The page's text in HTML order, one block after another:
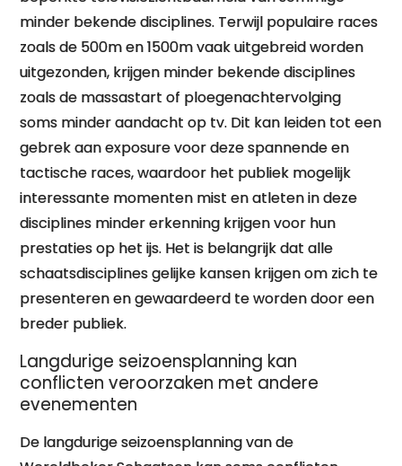
minder bekende disciplines. Terwijl populaire races
zoals de 500m en 1500m vaak uitgebreid worden
uitgezonden, krijgen minder bekende disciplines
zoals de massastart of ploegenachtervolging
soms minder aandacht op tv. Dit kan leiden tot een
gebrek aan exposure voor deze spannende en
tactische races, waardoor het publiek mogelijk
interessante momenten mist en atleten in deze
disciplines minder erkenning krijgen voor hun
prestaties op het ijs. Het is belangrijk dat alle
schaatsdisciplines gelijke kansen krijgen om zich te
presenteren en gewaardeerd te worden door een
breder publiek.
Langdurige seizoensplanning kan
conflicten veroorzaken met andere
evenementen
De langdurige seizoensplanning van de